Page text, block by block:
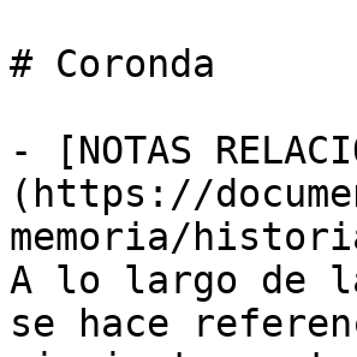
# Coronda
- [NOTAS
(https://
memoria/
A lo largo de
se hace